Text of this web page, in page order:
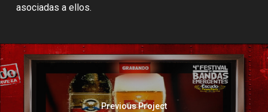
asociadas a ellos.
Previous Project